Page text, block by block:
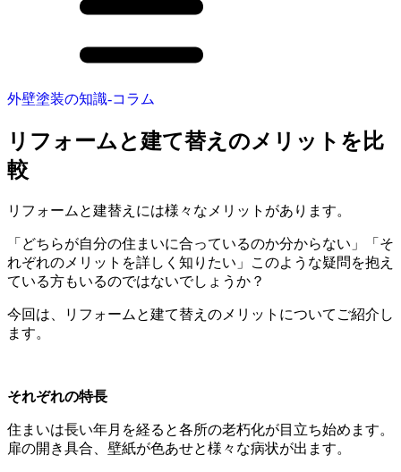
外壁塗装の知識‐コラム
リフォームと建て替えのメリットを比
較
リフォームと建替えには様々なメリットがあります。
「どちらが自分の住まいに合っているのか分からない」「そ
れぞれのメリットを詳しく知りたい」このような疑問を抱え
ている方もいるのではないでしょうか？
今回は、リフォームと建て替えのメリットについてご紹介し
ます。
それぞれの特長
住まいは長い年月を経ると各所の老朽化が目立ち始めます。
扉の開き具合、壁紙が色あせと様々な病状が出ます。